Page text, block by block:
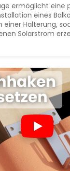
ermöglicht eine
eines
einer Halterung,
Solarstrom